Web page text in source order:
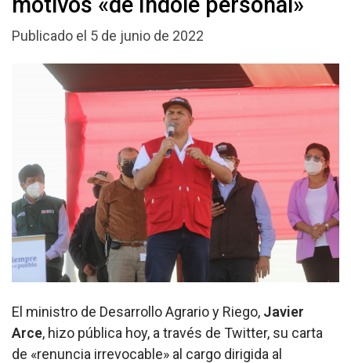
Publicado el 5 de junio de 2022
El ministro de Desarrollo Agrario y Riego, Javier
Arce, hizo pública hoy, a través de Twitter, su carta
de «renuncia irrevocable» al cargo dirigida al